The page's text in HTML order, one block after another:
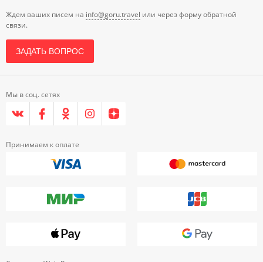
Ждем ваших писем на info@goru.travel или через форму обратной
связи.
ЗАДАТЬ ВОПРОС
Мы в соц. сетях
Принимаем к оплате